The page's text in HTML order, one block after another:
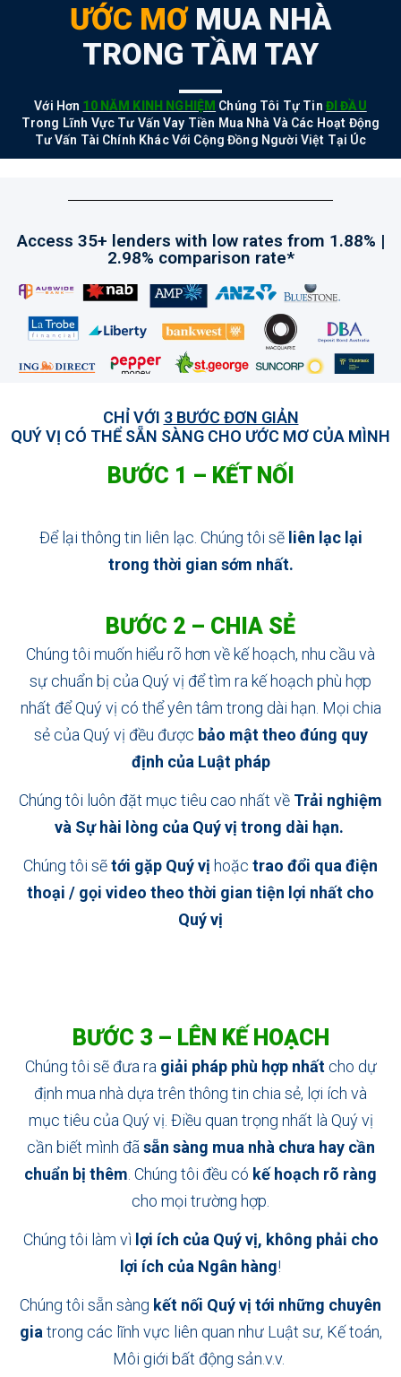
ƯỚC MƠMUA NHÀ
TRONG TẦM TAY
Với Hơn 10 NĂM KINH NGHIỆM Chúng Tôi Tự Tin ĐI ĐẦU
Trong Lĩnh Vực Tư Vấn Vay Tiền Mua Nhà Và Các Hoạt Động
Tư Vấn Tài Chính Khác Với Cộng Đồng Người Việt Tại Úc
Access 35+ lenders with low rates from 1.88% |
2.98% comparison rate*
CHỈ VỚI 3 BƯỚC ĐƠN GIẢN
QUÝ VỊ CÓ THỂ SẴN SÀNG CHO ƯỚC MƠ CỦA MÌNH
BƯỚC 1 – KẾT NỐI
Để lại thông tin liên lạc. Chúng tôi sẽ liên lạc lại
trong thời gian sớm nhất.
BƯỚC 2 – CHIA SẺ
Chúng tôi muốn hiểu rõ hơn về kế hoạch, nhu cầu và
sự chuẩn bị của Quý vị để tìm ra kế hoạch phù hợp
nhất để Quý vị có thể yên tâm trong dài hạn. Mọi chia
sẻ của Quý vị đều được bảo mật theo đúng quy
định của Luật pháp
Chúng tôi luôn đặt mục tiêu cao nhất về Trải nghiệm
và Sự hài lòng của Quý vị trong dài hạn.
Chúng tôi sẽtới gặp Quý vị hoặc trao đổi qua điện
thoại / gọi video theo thời gian tiện lợi nhất cho
Quý vị
BƯỚC 3 – LÊN KẾ HOẠCH
Chúng tôi sẽ đưa ra giải pháp phù hợp nhấtcho dự
định mua nhà dựa trên thông tin chia sẻ, lợi ích và
mục tiêu của Quý vị. Điều quan trọng nhất là Quý vị
cần biết mình đã sẵn sàng mua nhà chưa hay cần
chuẩn bị thêm . Chúng tôi đều có kế hoạch rõ ràng
cho mọi trường hợp.
Chúng tôi làm vì lợi ích của Quý vị, không phải cho
lợi ích của Ngân hàng!
Chúng tôi sẵn sàng kết nối Quý vị tới những chuyên
gia trong các lĩnh vực liên quan như Luật sư, Kế toán,
Môi giới bất động sản.v.v.